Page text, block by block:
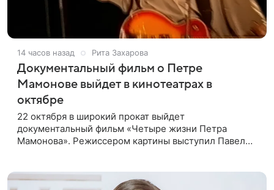
14 часов назад Рита Захарова
Документальный фильм о Петре
Мамонове выйдет в кинотеатрах в
октябре
22 октября в широкий прокат выйдет
документальный фильм «Четыре жизни Петра
Мамонова». Режиссером картины выступил Павел